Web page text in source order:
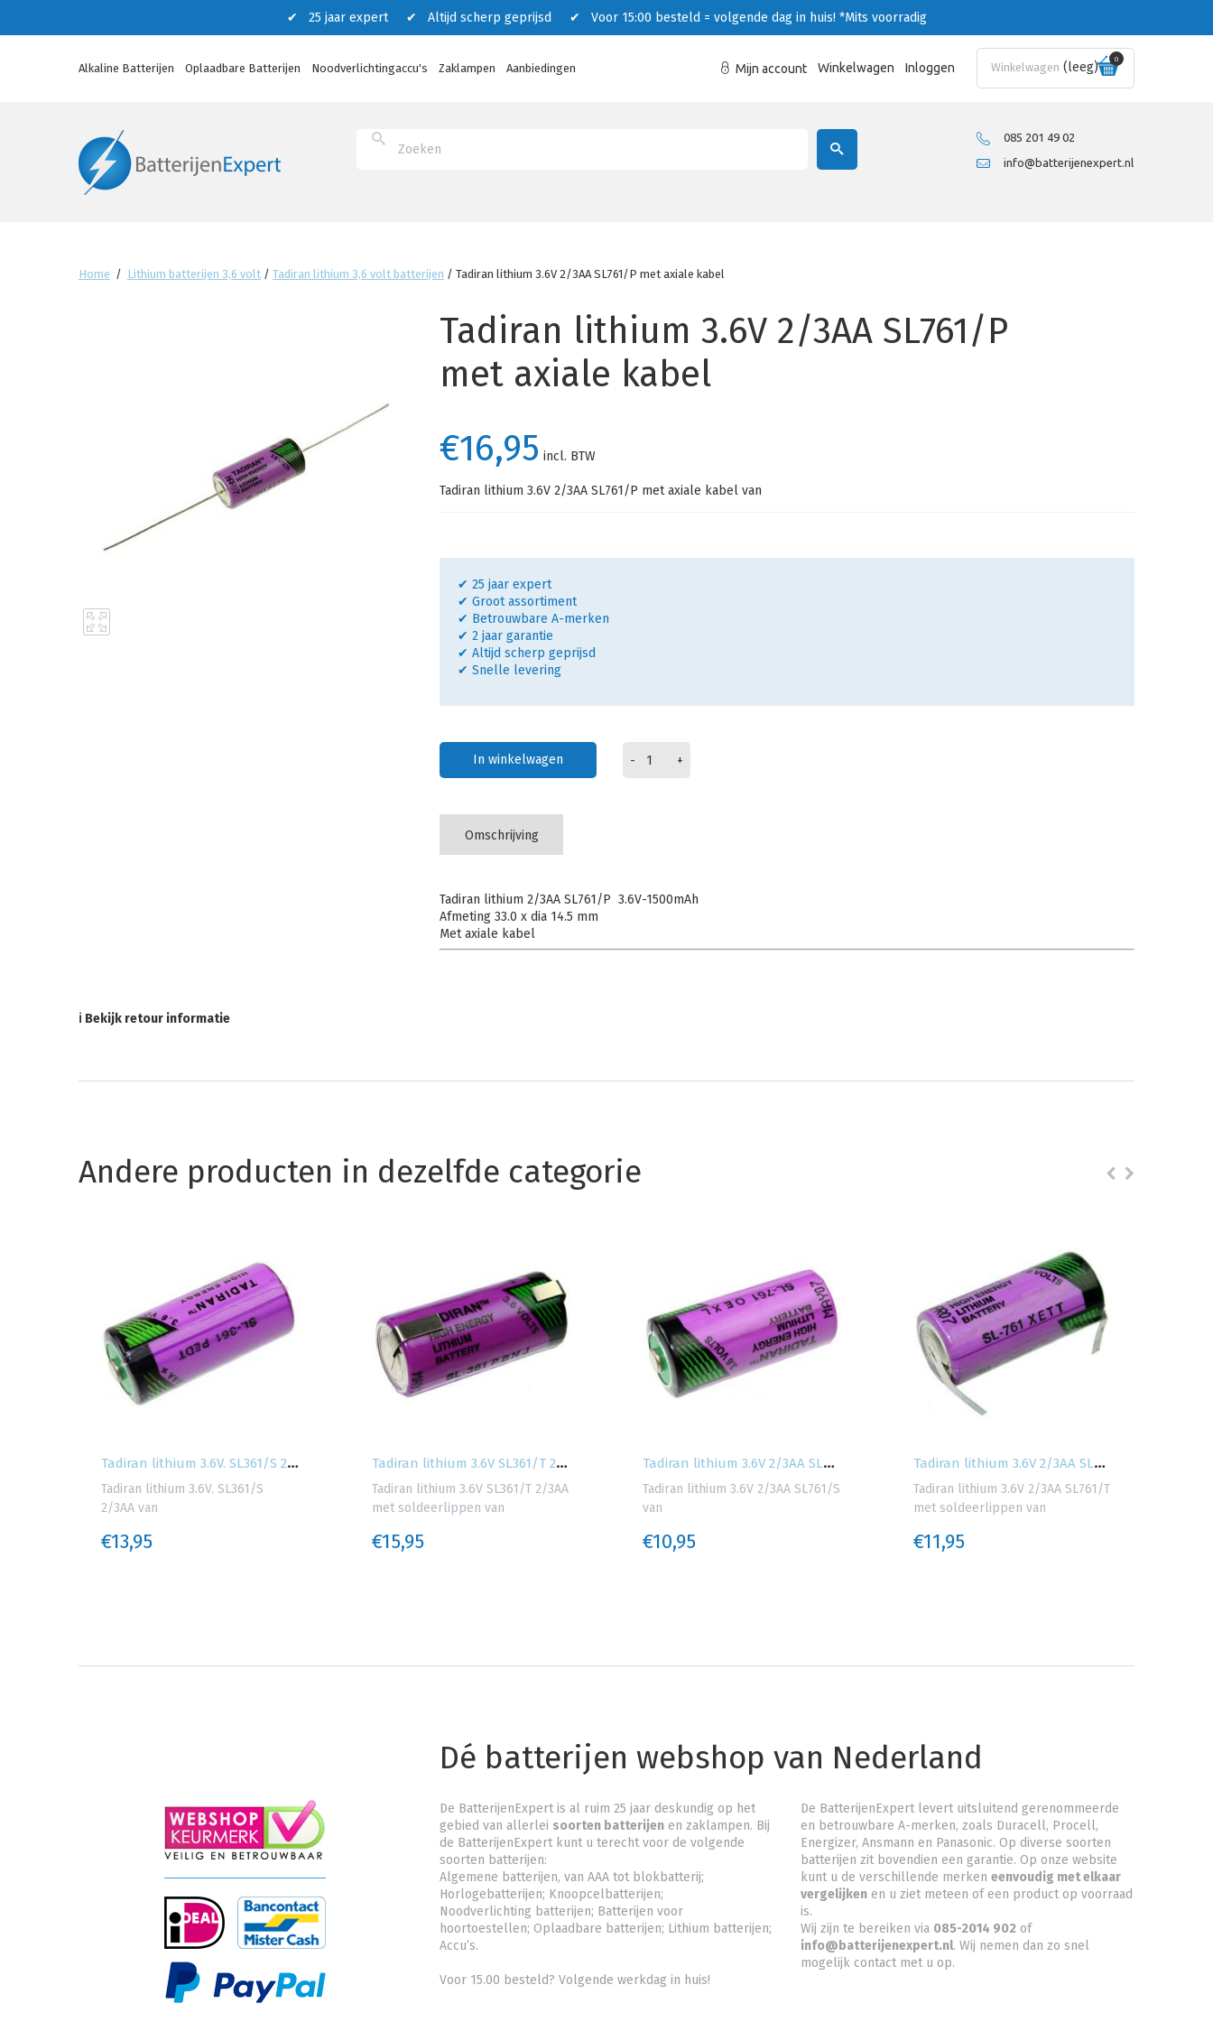
✔ 25 jaar expert ✔ Altijd scherp geprijsd ✔ Voor 15:00 besteld = volgende dag in huis! *Mits voorradig
Alkaline Batterijen Oplaadbare Batterijen Noodverlichtingaccu's Zaklampen Aanbiedingen Winkelwagen
0
(leeg)
Mijn account Winkelwagen Inloggen
085 201 49 02
info@batterijenexpert.nl
Home / Lithium batterijen 3,6 volt / Tadiran lithium 3,6 volt batterijen / Tadiran lithium 3.6V 2/3AA SL761/P met axiale kabel
Tadiran lithium 3.6V 2/3AA SL761/P
met axiale kabel
€16,95 incl. BTW
Tadiran lithium 3.6V 2/3AA SL761/P met axiale kabel van
✔ 25 jaar expert
✔ Groot assortiment
✔ Betrouwbare A-merken
✔ 2 jaar garantie
✔ Altijd scherp geprijsd
✔ Snelle levering
In winkelwagen - +
Omschrijving
Tadiran lithium 2/3AA SL761/P 3.6V-1500mAh
Afmeting 33.0 x dia 14.5 mm
Met axiale kabel
ℹ Bekijk retour informatie
Andere producten in dezelfde categorie
T
adiran lithium 3.6V. SL361/S 2/3AA
€13,95
Tadiran lithium 3.6V. SL361/S
2/3AA van
T
adiran lithium 3.6V SL361/T 2/3AA met...
€15,95
Tadiran lithium 3.6V SL361/T 2/3AA
met soldeerlippen van
T
adiran lithium 3.6V 2/3AA SL761/S
€10,95
Tadiran lithium 3.6V 2/3AA SL761/S
van
T
adiran lithium 3.6V 2/3AA SL761/T met...
€11,95
Tadiran lithium 3.6V 2/3AA SL761/T
met soldeerlippen van
Dé batterijen webshop van Nederland
De BatterijenExpert is al ruim 25 jaar deskundig op het
gebied van allerlei soorten batterijenen zaklampen. Bij
de BatterijenExpert kunt u terecht voor de volgende
soorten batterijen:
Algemene batterijen, van AAA tot blokbatterij;
Horlogebatterijen; Knoopcelbatterijen;
Noodverlichting batterijen; Batterijen voor
hoortoestellen; Oplaadbare batterijen; Lithium batterijen;
Accu’s.
Voor 15.00 besteld? Volgende werkdag in huis!
De BatterijenExpert levert uitsluitend gerenommeerde
en betrouwbare A-merken, zoals Duracell, Procell,
Energizer, Ansmann en Panasonic. Op diverse soorten
batterijen zit bovendien een garantie. Op onze website
kunt u de verschillende merken eenvoudig met elkaar
vergelijkenen u ziet meteen of een product op voorraad
is.
Wij zijn te bereiken via 085-2014 902of
info@batterijenexpert.nl. Wij nemen dan zo snel
mogelijk contact met u op.